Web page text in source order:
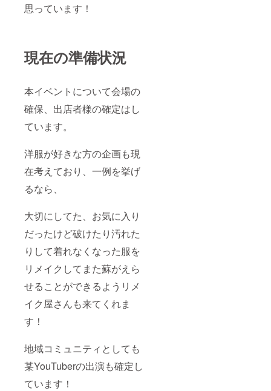
思っています！
現在の準備状況
本イベントについて会場の
確保、出店者様の確定はし
ています。
洋服が好きな方の企画も現
在考えており、一例を挙げ
るなら、
大切にしてた、お気に入り
だったけど破けたり汚れた
りして着れなくなった服を
リメイクしてまた蘇がえら
せることができるようリメ
イク屋さんも来てくれま
す！
地域コミュニティとしても
某YouTuberの出演も確定し
ています！